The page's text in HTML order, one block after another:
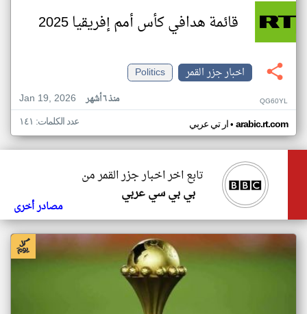
قائمة هدافي كأس أمم إفريقيا 2025
اخبار جزر القمر
Politics
Jan 19, 2026
منذ ٦ أشهر QG60YL
ار تي عربي• arabic.rt.com عدد الكلمات: ١٤١
تابع اخر اخبار جزر القمر من
بي بي سي عربي
مصادر أخرى